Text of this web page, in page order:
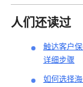
人们还读过
触达客户
详细步骤
如何选择